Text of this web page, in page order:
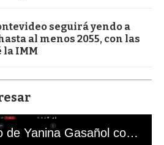
seguirá yendo a
al menos 2055, con las
la IMM
El mal momento de Yanina Gasañol con un hincha argentino en "Subrayado"